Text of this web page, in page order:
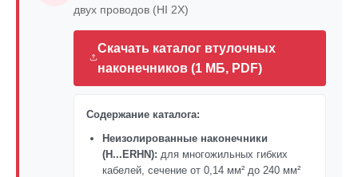
двух проводов (HI 2X)
Скачать каталог втулочных
наконечников (1 МБ, PDF)
Содержание каталога:
Неизолированные наконечники
(H...ERHN): для многожильных гибких
кабелей, сечение от 0,14 мм² до 240 мм²